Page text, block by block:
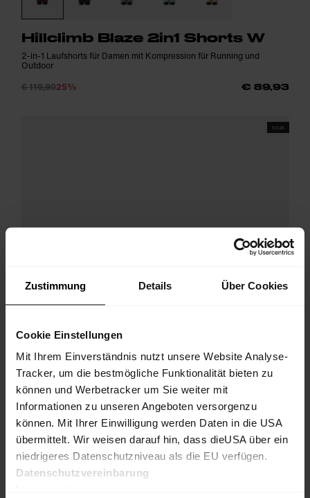
Zustimmung Details Über Cookies
Cookie Einstellungen
Mit Ihrem Einverständnis nutzt unsere Website Analyse-
Tracker, um die bestmögliche Funktionalität bieten zu
können und Werbetracker um Sie weiter mit
Informationen zu unseren Angeboten versorgenzu
können. Mit Ihrer Einwilligung werden Daten in die USA
übermittelt. Wir weisen darauf hin, dass dieUSA über ein
niedrigeres Datenschutzniveau als die EU verfügen.
Datenschutzvereinbarung
Hillclimb Blaze 2in1 Shorts W
2-in-1 Laufshorts für Damen mit Kompression für Running und
Outdoor
€ 119,9025% € 89,93
SS26